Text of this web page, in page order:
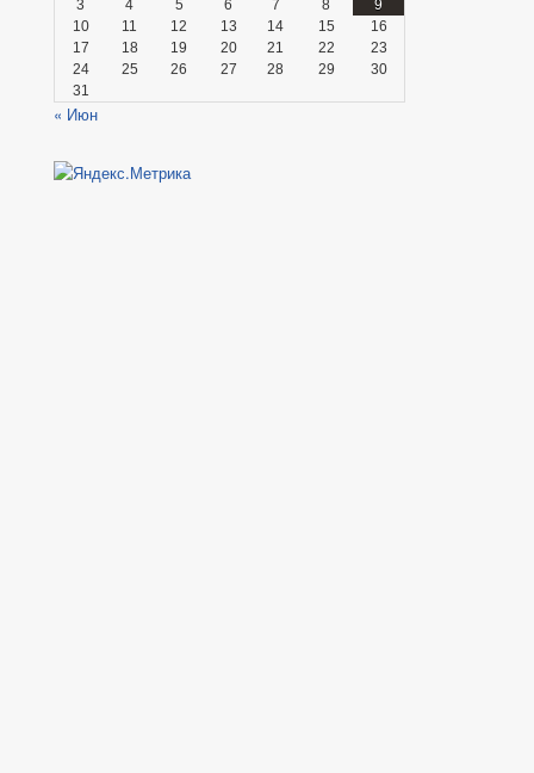
3
4 5 6 7 8
9
10
11 12 13 14 15
16
17
18 19 20 21 22
23
24
25 26 27 28 29
30
31
« Июн